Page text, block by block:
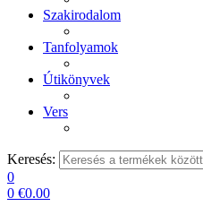
Szakirodalom
Tanfolyamok
Útikönyvek
Vers
Keresés:
0
0 €0.00